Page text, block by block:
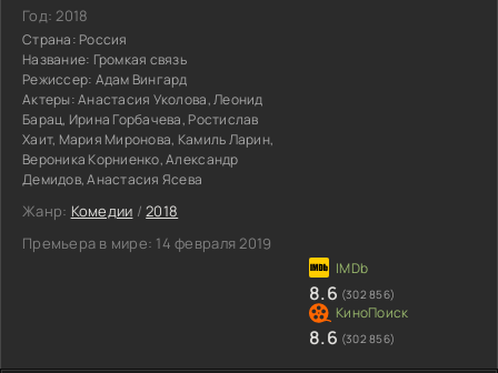
Год:2018
Страна: Россия
Название: Громкая связь
Режиссер: Адам Вингард
Актеры:Анастасия Уколова, Леонид
Барац, Ирина Горбачева, Ростислав
Хаит, Мария Миронова, Камиль Ларин,
Вероника Корниенко, Александр
Демидов, Анастасия Ясева
Жанр: Комедии /2018
Премьера в мире: 14 февраля 2019
8.6 (302 856)
8.6 (302 856)